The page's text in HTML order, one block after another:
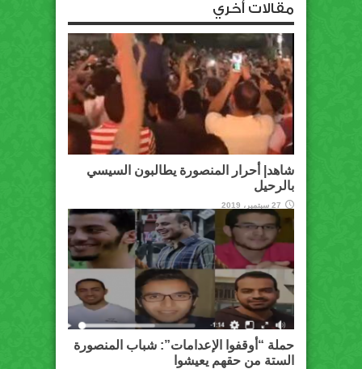
مقالات أخري
شاهد| أحرار المنصورة يطالبون السيسي
بالرحيل
27 سبتمبر، 2019
حملة “أوقفوا الإعدامات”: شباب المنصورة
الستة من حقهم يعيشوا